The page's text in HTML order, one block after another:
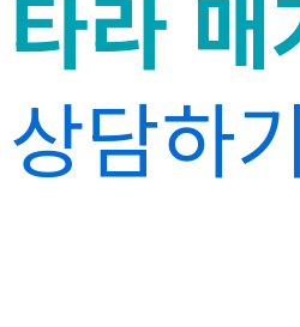
상담하기